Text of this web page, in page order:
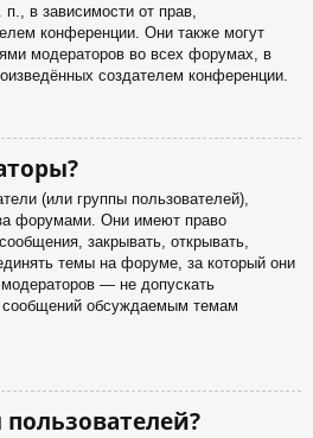
в зависимости от прав,
конференции. Они также могут
модераторов во всех форумах, в
создателем конференции.
(или группы пользователей),
форумами. Они имеют право
закрывать, открывать,
темы на форуме, за который они
— не допускать
сообщений обсуждаемым темам